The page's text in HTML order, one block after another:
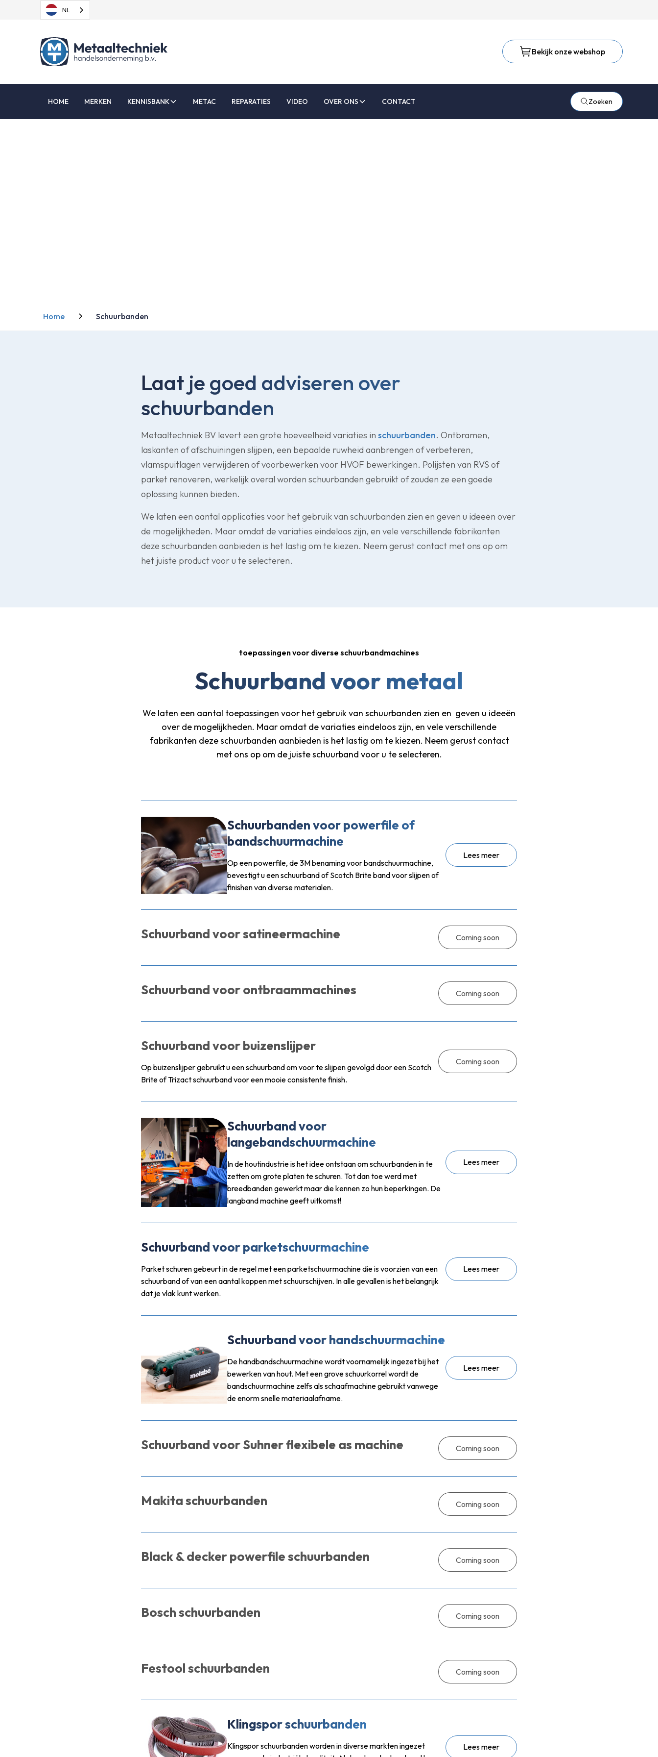
NL
Bekijk onze webshop
HOME MERKEN KENNISBANK METAC REPARATIES VIDEO OVER ONS CONTACT Zoeken
Home Schuurbanden
Laat je goed adviseren over
schuurbanden
Metaaltechniek BV levert een grote hoeveelheid variaties in schuurbanden. Ontbramen,
laskanten of afschuiningen slijpen, een bepaalde ruwheid aanbrengen of verbeteren,
vlamspuitlagen verwijderen of voorbewerken voor HVOF bewerkingen. Polijsten van RVS of
parket renoveren, werkelijk overal worden schuurbanden gebruikt of zouden ze een goede
oplossing kunnen bieden.
We laten een aantal applicaties voor het gebruik van schuurbanden zien en geven u ideeën over
de mogelijkheden. Maar omdat de variaties eindeloos zijn, en vele verschillende fabrikanten
deze schuurbanden aanbieden is het lastig om te kiezen. Neem gerust contact met ons op om
het juiste product voor u te selecteren.
toepassingen voor diverse schuurbandmachines
Schuurband voor metaal
We laten een aantal toepassingen voor het gebruik van schuurbanden zien en geven u ideeën
over de mogelijkheden. Maar omdat de variaties eindeloos zijn, en vele verschillende
fabrikanten deze schuurbanden aanbieden is het lastig om te kiezen. Neem gerust contact
met ons op om de juiste schuurband voor u te selecteren.
Schuurbanden voor powerfile of
bandschuurmachine
Op een powerfile, de 3M benaming voor bandschuurmachine,
bevestigt u een schuurband of Scotch Brite band voor slijpen of
finishen van diverse materialen.
Lees meer
Schuurband voor satineermachine Coming soon
Schuurband voor ontbraammachines Coming soon
Schuurband voor buizenslijper
Op buizenslijper gebruikt u een schuurband om voor te slijpen gevolgd door een Scotch
Brite of Trizact schuurband voor een mooie consistente finish.
Coming soon
Schuurband voor
langebandschuurmachine
In de houtindustrie is het idee ontstaan om schuurbanden in te
zetten om grote platen te schuren. Tot dan toe werd met
breedbanden gewerkt maar die kennen zo hun beperkingen. De
langband machine geeft uitkomst!
Lees meer
Schuurband voor parketschuurmachine
Parket schuren gebeurt in de regel met een parketschuurmachine die is voorzien van een
schuurband of van een aantal koppen met schuurschijven. In alle gevallen is het belangrijk
dat je vlak kunt werken.
Lees meer
Schuurband voor handschuurmachine
De handbandschuurmachine wordt voornamelijk ingezet bij het
bewerken van hout. Met een grove schuurkorrel wordt de
bandschuurmachine zelfs als schaafmachine gebruikt vanwege
de enorm snelle materiaalafname.
Lees meer
Schuurband voor Suhner flexibele as machine Coming soon
Makita schuurbanden Coming soon
Black & decker powerfile schuurbanden Coming soon
Bosch schuurbanden Coming soon
Festool schuurbanden Coming soon
Klingspor schuurbanden
Klingspor schuurbanden worden in diverse markten ingezet
Lees meer